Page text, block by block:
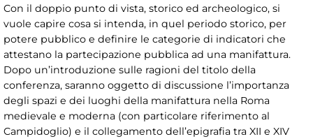
Con il doppio punto di vista, storico ed archeologico, si
vuole capire cosa si intenda, in quel periodo storico, per
potere pubblico e definire le categorie di indicatori che
attestano la partecipazione pubblica ad una manifattura.
Dopo un’introduzione sulle ragioni del titolo della
conferenza, saranno oggetto di discussione l’importanza
degli spazi e dei luoghi della manifattura nella Roma
medievale e moderna (con particolare riferimento al
Campidoglio) e il collegamento dell’epigrafia tra XII e XIV